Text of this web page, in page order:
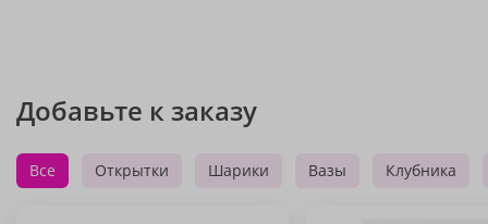
Добавьте к заказу
Все Открытки Шарики Вазы Клубника